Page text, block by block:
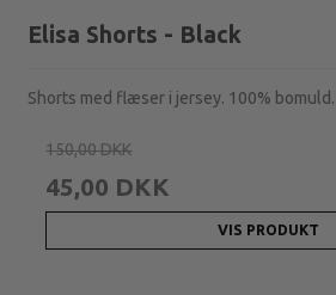
Elisa Shorts - Black
Shorts med flæser i jersey. 100% bomuld.
150,00 DKK
45,00 DKK
VIS PRODUKT